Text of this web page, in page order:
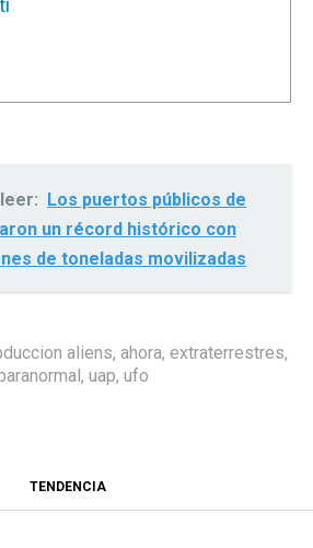
Los puertos públicos de
un récord histórico con
de toneladas movilizadas
aliens, ahora, extraterrestres,
, uap, ufo
TENDENCIA